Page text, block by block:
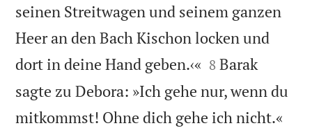
seinen Streitwagen und seinem ganzen
Heer an den Bach Kischon locken und
dort in deine Hand geben.‹« 

8 Barak
sagte zu Debora: »Ich gehe nur, wenn du
mitkommst! Ohne dich gehe ich nicht.«